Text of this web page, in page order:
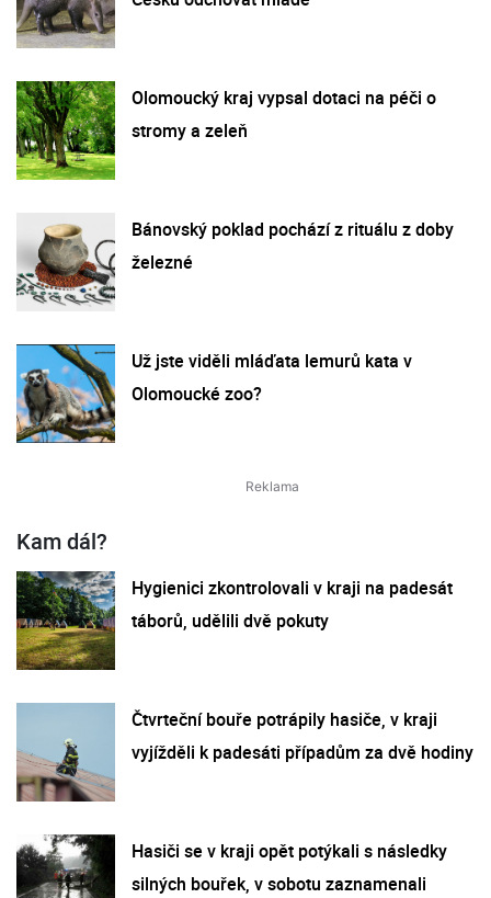
Olomoucký kraj vypsal dotaci na péči o
stromy a zeleň
Bánovský poklad pochází z rituálu z doby
železné
Už jste viděli mláďata lemurů kata v
Olomoucké zoo?
Kam dál?
Hygienici zkontrolovali v kraji na padesát
táborů, udělili dvě pokuty
Čtvrteční bouře potrápily hasiče, v kraji
vyjížděli k padesáti případům za dvě hodiny
Hasiči se v kraji opět potýkali s následky
silných bouřek, v sobotu zaznamenali